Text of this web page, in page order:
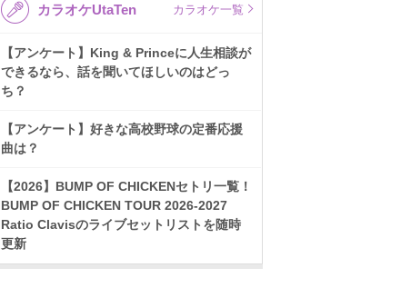
カラオケUtaTen カラオケ一覧
【アンケート】King & Princeに人生相談が
できるなら、話を聞いてほしいのはどっ
ち？
【アンケート】好きな高校野球の定番応援
曲は？
【2026】BUMP OF CHICKENセトリ一覧！
BUMP OF CHICKEN TOUR 2026-2027
Ratio Clavisのライブセットリストを随時
更新